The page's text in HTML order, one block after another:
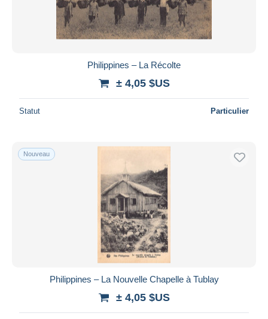
Philippines – La Récolte
± 4,05 $US
Statut Particulier
Nouveau
Philippines – La Nouvelle Chapelle à Tublay
± 4,05 $US